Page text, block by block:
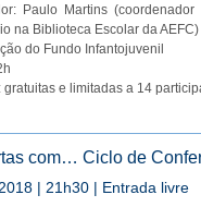
Paulo Martins
na Biblioteca Escolar da AEFC)
do Fundo Infantojuvenil
gratuitas e limitadas a 14
com… Ciclo de
| 21h30 | Entrada livre